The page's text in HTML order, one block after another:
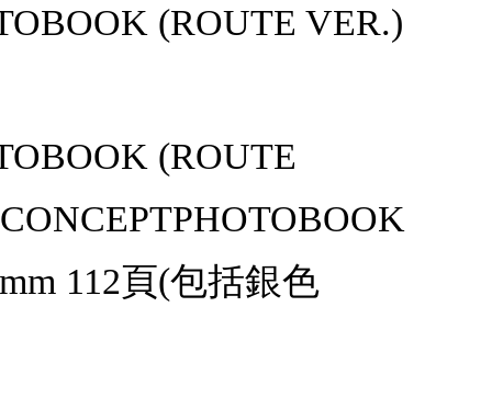
(ROUTE VER.)
(ROUTE
112頁(包括銀色